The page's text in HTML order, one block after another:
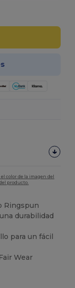
color de la imagen del
producto.
Ringspun
durabilidad
para un fácil
Wear